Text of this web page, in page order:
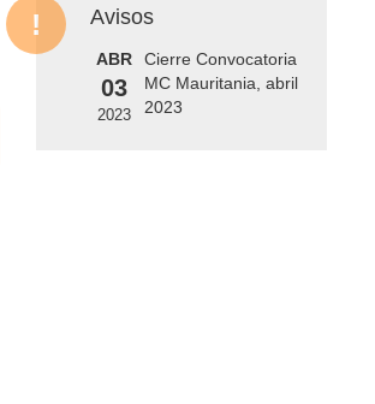
Avisos
ABR
03
2023
Cierre Convocatoria
MC Mauritania, abril
2023